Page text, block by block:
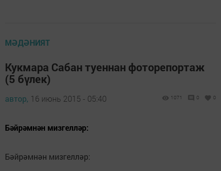
МӘДӘНИЯТ
Кукмара Сабан туеннан фоторепортаж
(5 бүлек)
автор, 16 июнь 2015 - 05:40 1071 0 0
Бәйрәмнән мизгелләр:
Бәйрәмнән мизгелләр: